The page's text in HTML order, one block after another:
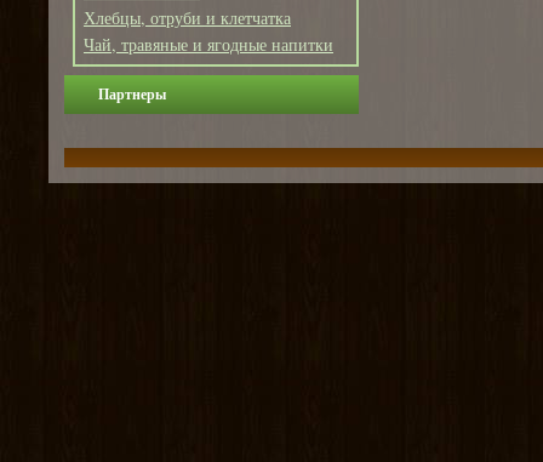
Хлебцы, отруби и клетчатка
Чай, травяные и ягодные напитки
Партнеры